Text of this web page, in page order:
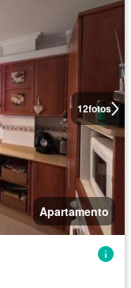
12fotos
Apartamento